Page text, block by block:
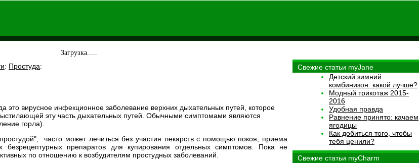
Загрузка.....
: Простуда:
это вирусное инфекционное заболевание верхних дыхательных путей, которое
эту часть дыхательных путей. Обычными симптомами являются
горла).
часто может лечиться без участия лекарств с помощью покоя, приема
безрецептурных препаратов для купирования отдельных симптомов. Пока не
по отношению к возбудителям простудных заболеваний.
Свежие статьи myJane
Детский зимний
комбинизон: какой лучше?
Модный трикотаж 2015-
2016
Удобная правда
Равнение принято: качаем
ягодицы
Как добиться того, чтобы
тебя ценили?
Свежие статьи myCharm